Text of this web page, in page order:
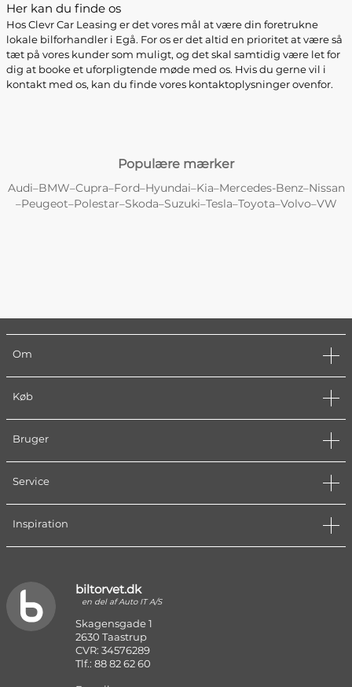
Her kan du finde os
Hos Clevr Car Leasing er det vores mål at være din foretrukne
lokale bilforhandler i Egå. For os er det altid en prioritet at være så
tæt på vores kunder som muligt, og det skal samtidig være let for
dig at booke et uforpligtende møde med os. Hvis du gerne vil i
kontakt med os, kan du finde vores kontaktoplysninger ovenfor.
Populære mærker
Audi–BMW–Cupra–Ford–Hyundai–Kia–Mercedes-Benz–Nissan
–Peugeot–Polestar–Skoda–Suzuki–Tesla–Toyota–Volvo–VW
Om
Køb
Bruger
Service
Inspiration
biltorvet.dk
en del af Auto IT A/S
Skagensgade 1
2630 Taastrup
CVR: 34576289
Tlf.: 88 82 62 60